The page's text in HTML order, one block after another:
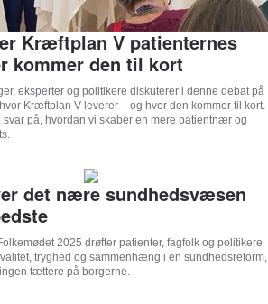
Kræftplan V patienternes
kommer den til kort
eksperter og politikere diskuterer i denne debat på
Kræftplan V leverer – og hvor den kommer til kort.
svar på, hvordan vi skaber en mere patientnær og
det nære sundhedsvæsen
2025 drøfter patienter, fagfolk og politikere
tryghed og sammenhæng i en sundhedsreform,
tættere på borgerne.